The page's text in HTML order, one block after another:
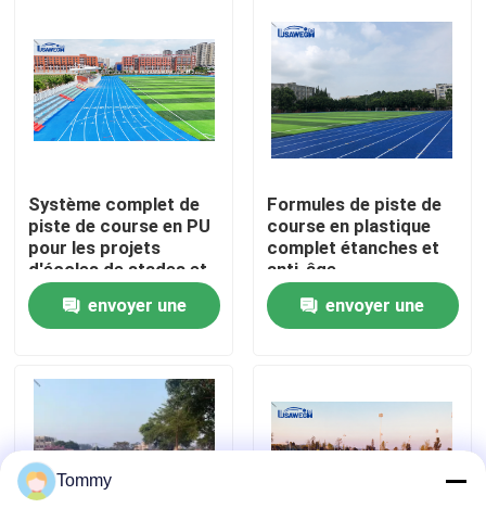
À propos de nous
Contrôle de qualité
Nous contacter
Demander un devis
Système complet de
piste de course en PU
pour les projets
d'écoles de stades et
d'installations
sportivesenvoyer une
Formules de piste de
course en plastique
complet étanches et
anti-âge
envoyer une
Tommy